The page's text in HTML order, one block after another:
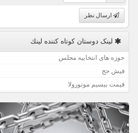
ارسال نظر
لینک دوستان كوتاه كننده لینك
حوزه های انتخابیه مجلس
فیش حج
قیمت بیسیم موتورولا